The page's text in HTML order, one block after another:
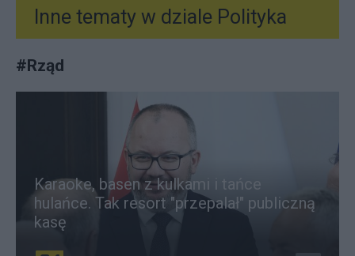
Inne tematy w dziale Polityka
#Rząd
Karaoke, basen z kulkami i tańce
hulańce. Tak resort "przepalał" publiczną
kasę